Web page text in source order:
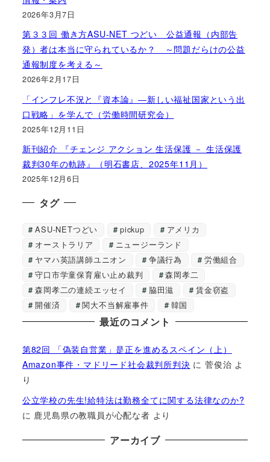
2026年3月7日
第３３回 働き方ASU-NET つどい 公益通報（内部告
発）者は本当に守られているか？ ～問題だらけの公益
通報制度を考える～
2026年2月17日
「インフレ不況と『資本論』―新しい福祉国家という出
口戦略」を学んで（労働時間研究会）
2025年12月11日
新刊紹介 『チェンジ アクション 生活保護 － 生活保護
裁判30年の軌跡』（明石書店、2025年11月）
2025年12月6日
タグ
ASU-NETつどい pickup
アメリカ
オーストラリア
ニュージーランド
ヤマハ英語講師ユニオン
争議行為
労働組合
守口市学童保育雇い止め裁判
森岡孝二
森岡孝二の連続エッセイ
脇田滋
賃金窃盗
開催済
関大不当解雇事件 韓国
最近のコメント
第82回 「偽装自営業」是正を進めるスペイン（上）
Amazon事件・マドリード社会裁判所判決 に菅俊治 よ
り
公立学校の先生!給特法は勤務全てに関する法律なのか?
に 鹿児島県の教職員が心配な者 より
アーカイブ